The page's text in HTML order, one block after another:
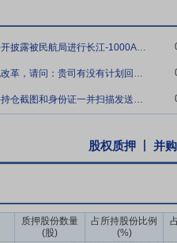
董秘您好！航宇科技和中航重机都已公开披露被民航局进行长江-1000A发动机的TC
董秘，您好，贵司一直在推动国企深化改革，请问：贵司有没有计划回购股份用于员工股权
請問把带有时间和姓名的股票交易软件持仓截图和身份证一并扫描发送至公司邮箱，可以获
股权质押 并
质押股份数量
(股)
占所持股份比例
(%)